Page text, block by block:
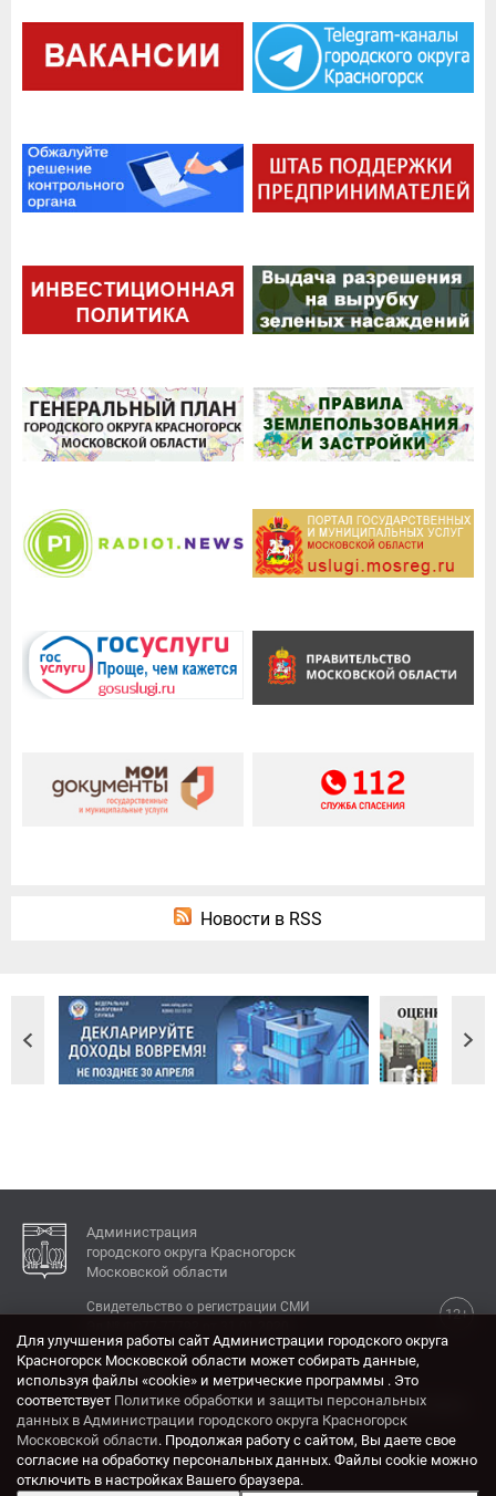
Новости в RSS
Администрация
городского округа Красногорск
Московской области
12+
Свидетельство о регистрации СМИ
КОНТАКТЫ
Адрес: 143404, Московская область, г. Красногорск,
ул. Ленина, дом 4.
Электронная почта:
krasrn@mosreg.ru
Для улучшения работы сайт Администрации городского округа
Красногорск Московской области может собирать данные,
используя файлы «cookie» и метрические программы . Это
соответствует Политике обработки и защиты персональных
данных в Администрации городского округа Красногорск
Московской области. Продолжая работу с сайтом, Вы даете свое
согласие на обработку персональных данных. Файлы cookie можно
отключить в настройках Вашего браузера.